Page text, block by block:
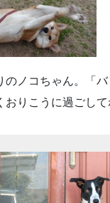
のノコちゃん。「
おりこうに過ごして